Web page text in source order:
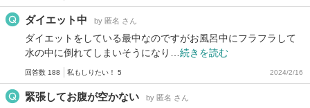
ダイエット中 by 匿名 さん
ダイエットをしている最中なのですがお風呂中にフラフラして
水の中に倒れてしまいそうになり… 続きを読む
回答数 188 私もしりたい！ 5 2024/2/16
緊張してお腹が空かない by 匿名 さん